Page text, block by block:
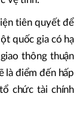
tiên quyết để
quốc gia có hạ
thông thuận
là điểm đến hấp
chức tài chính